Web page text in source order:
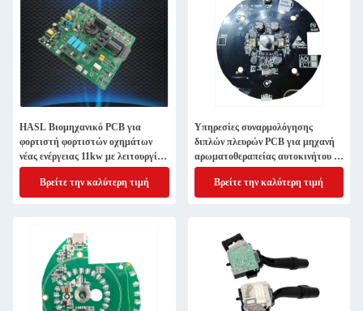
HASL Βιομηχανικό PCB για
φορτιστή φορτιστών οχημάτων
νέας ενέργειας 11kw με λειτουργία
GB
Βρείτε την καλύτερη τιμή
Υπηρεσίες συναρμολόγησης
διπλών πλευρών PCB για μηχανή
αρωματοθεραπείας αυτοκινήτου με
δείκτη LED
Βρείτε την καλύτερη τιμή